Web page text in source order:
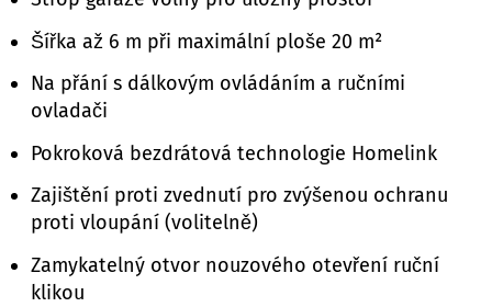
Šířka až 6 m při maximální ploše 20 m²
Na přání s dálkovým ovládáním a ručními
ovladači
Pokroková bezdrátová technologie Homelink
Zajištění proti zvednutí pro zvýšenou ochranu
proti vloupání (volitelně)
Zamykatelný otvor nouzového otevření ruční
klikou